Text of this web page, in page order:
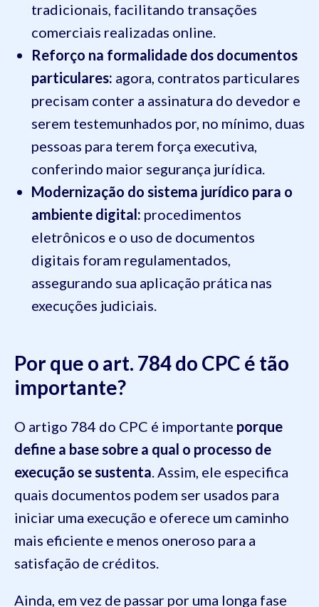
tradicionais, facilitando transações
comerciais realizadas online.
Reforço na formalidade dos documentos
particulares: agora, contratos particulares
precisam conter a assinatura do devedor e
serem testemunhados por, no mínimo, duas
pessoas para terem força executiva,
conferindo maior segurança jurídica.
Modernização do sistema jurídico para o
ambiente digital: procedimentos
eletrônicos e o uso de documentos
digitais foram regulamentados,
assegurando sua aplicação prática nas
execuções judiciais.
Por que o art. 784 do CPC é tão
importante?
O artigo 784 do CPC é importante porque
define a base sobre a qual o processo de
execução se sustenta. Assim, ele especifica
quais documentos podem ser usados para
iniciar uma execução e oferece um caminho
mais eficiente e menos oneroso para a
satisfação de créditos.
Ainda, em vez de passar por uma longa fase